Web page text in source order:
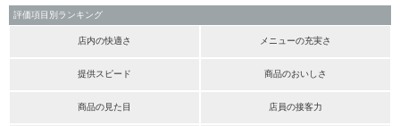
評価項目別ランキング
店内の快適さ メニューの充実さ
提供スピード 商品のおいしさ
商品の見た目 店員の接客力